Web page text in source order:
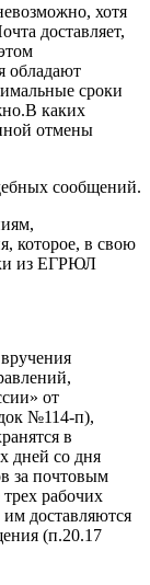
хотя
доставляет,
обладают
сроки
каких
отмены
сообщений.
которое, в свою
из ЕГРЮЛ
от
№114-п),
в
дней со дня
за почтовым
рабочих
доставляются
(п.20.17